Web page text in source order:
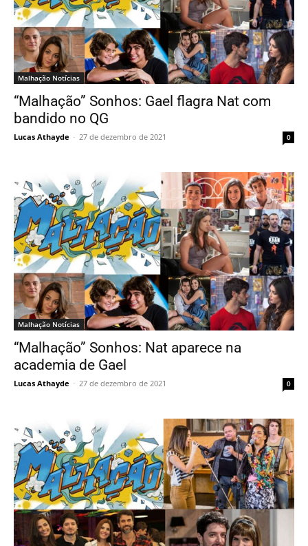
Malhação Notícias
“Malhação” Sonhos: Gael flagra Nat com
bandido no QG
Lucas Athayde - 27 de dezembro de 2021 0
Malhação Notícias
“Malhação” Sonhos: Nat aparece na
academia de Gael
Lucas Athayde - 27 de dezembro de 2021 0